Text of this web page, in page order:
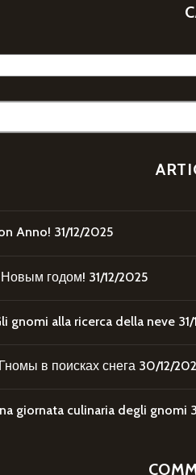
Anno! 31/12/2025
годом! 31/12/2025
gnomi alla ricerca della neve
в поисках снега 30/12/
giornata culinaria degli gnomi